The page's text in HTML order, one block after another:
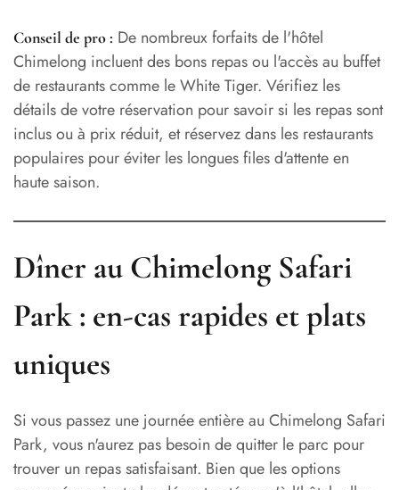
Conseil de pro : De nombreux forfaits de l'hôtel
Chimelong incluent des bons repas ou l'accès au buffet
de restaurants comme le White Tiger. Vérifiez les
détails de votre réservation pour savoir si les repas sont
inclus ou à prix réduit, et réservez dans les restaurants
populaires pour éviter les longues files d'attente en
haute saison.
Dîner au Chimelong Safari
Park : en-cas rapides et plats
uniques
Si vous passez une journée entière au Chimelong Safari
Park, vous n'aurez pas besoin de quitter le parc pour
trouver un repas satisfaisant. Bien que les options